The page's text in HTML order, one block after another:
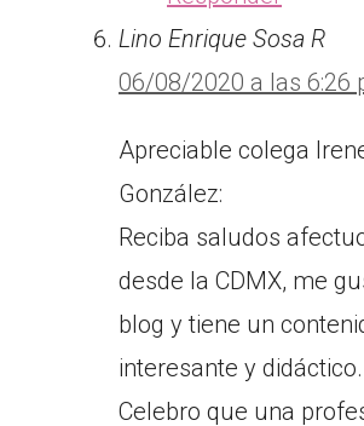
Lino Enrique Sosa R
06/08/2020 a las 6:26
Apreciable colega
González:
Reciba saludos
desde la CDMX, me
blog y tiene un
interesante y didáctico.
Celebro que una